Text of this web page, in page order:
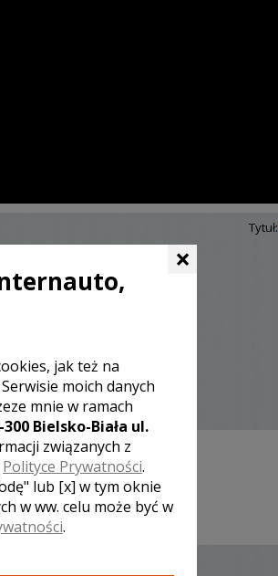
Tytuł:
×
jak też na
moich danych
mnie w ramach
Bielsko-Biała ul.
związanych z
Polityce Prywatności.
lub [x] w tym oknie
w ww. celu może być w
.